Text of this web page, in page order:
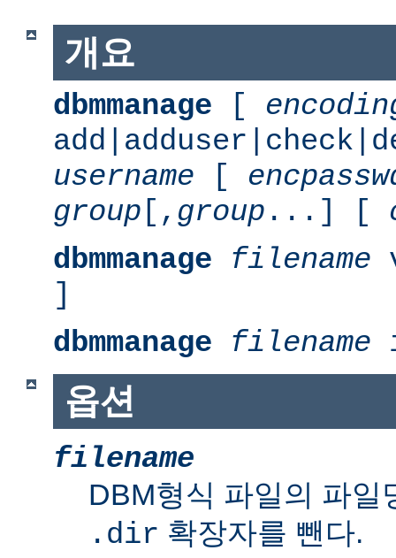
개요
dbmmanage [
username [
group [, group ...] [
dbmmanage
filename
]
dbmmanage
filename
옵션
filename
DBM형식 파일의 파
.dir 확장자를 뺀다.